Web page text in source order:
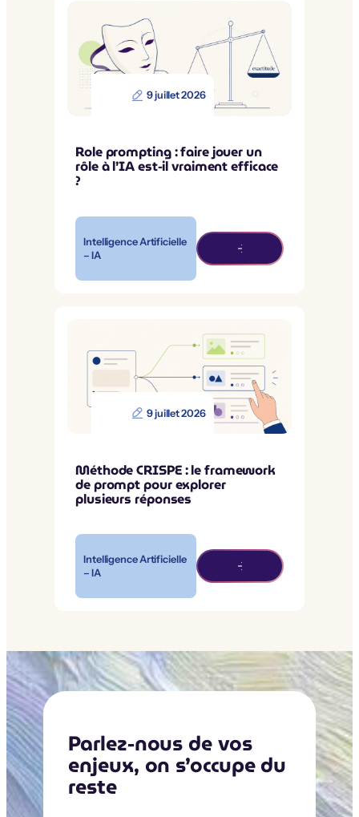
9 juillet 2026
Role prompting : faire jouer un
rôle à l’IA est-il vraiment efficace
?
Intelligence Artificielle
– IA
9 juillet 2026
Méthode CRISPE : le framework
de prompt pour explorer
plusieurs réponses
Intelligence Artificielle
– IA
Parlez-nous de vos
enjeux, on s’occupe du
reste